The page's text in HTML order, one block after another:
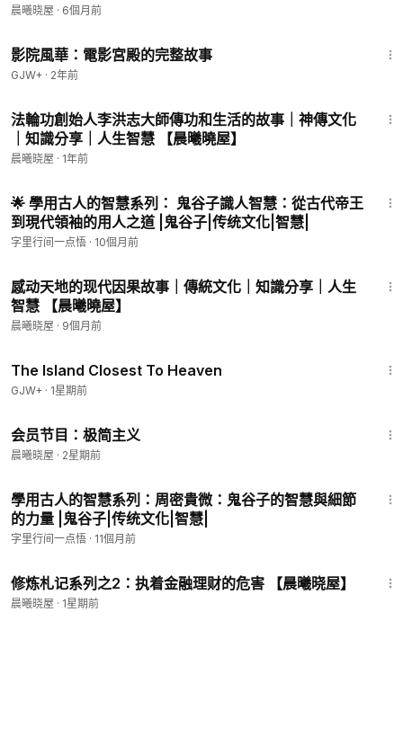
晨曦晓屋 · 6個月前
影院風華：電影宮殿的完整故事
GJW+ · 2年前
法輪功創始人李洪志大師傳功和生活的故事｜神傳文化
｜知識分享｜人生智慧 【晨曦曉屋】
晨曦晓屋 · 1年前
🌟 學用古人的智慧系列： 鬼谷子識人智慧：從古代帝王
到現代領袖的用人之道 |鬼谷子|传统文化|智慧|
字里行间一点悟 · 10個月前
感动天地的现代因果故事｜傳統文化｜知識分享｜人生
智慧 【晨曦曉屋】
晨曦晓屋 · 9個月前
The Island Closest To Heaven
GJW+ · 1星期前
會員專享
会员节目：极简主义
晨曦晓屋 · 2星期前
學用古人的智慧系列：周密貴微：鬼谷子的智慧與細節
的力量 |鬼谷子|传统文化|智慧|
字里行间一点悟 · 11個月前
修炼札记系列之2：执着金融理财的危害 【晨曦晓屋】
晨曦晓屋 · 1星期前